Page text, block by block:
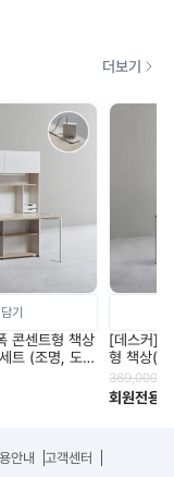
더보기
콘센트형 책상
트 (조명, 도어
[데스커]
형 책상(
369,000
회원전용
안내
고객센터